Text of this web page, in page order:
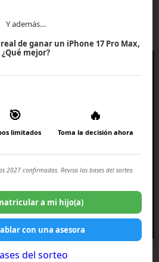
×
Y además…
de ganar un iPhone 17 Pro Max,
¿Qué mejor?
🎯
limitados
🔥
Toma la decisión ahora
confirmadas. Revisa las bases del sorteo.
a mi hijo(a)
con una asesora
del sorteo